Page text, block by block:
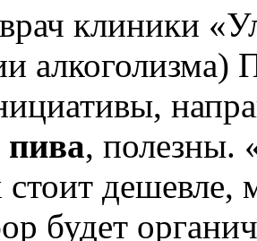
клиники
алкоголизма)
, полезны.
стоит
будет